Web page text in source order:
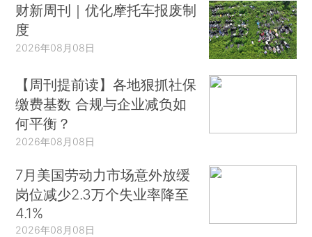
财新周刊｜优化摩托车报废制
度
2026年08月08日
【周刊提前读】各地狠抓社保
缴费基数 合规与企业减负如
何平衡？
2026年08月08日
7月美国劳动力市场意外放缓
岗位减少2.3万个失业率降至
4.1%
2026年08月08日